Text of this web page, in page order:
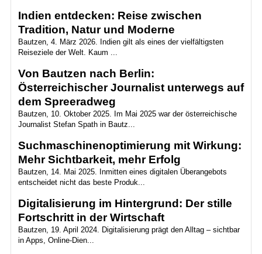
Indien entdecken: Reise zwischen
Tradition, Natur und Moderne
Bautzen, 4. März 2026. Indien gilt als eines der vielfältigsten
Reiseziele der Welt. Kaum ...
Von Bautzen nach Berlin:
Österreichischer Journalist unterwegs auf
dem Spreeradweg
Bautzen, 10. Oktober 2025. Im Mai 2025 war der österreichische
Journalist Stefan Spath in Bautz...
Suchmaschinenoptimierung mit Wirkung:
Mehr Sichtbarkeit, mehr Erfolg
Bautzen, 14. Mai 2025. Inmitten eines digitalen Überangebots
entscheidet nicht das beste Produk...
Digitalisierung im Hintergrund: Der stille
Fortschritt in der Wirtschaft
Bautzen, 19. April 2024. Digitalisierung prägt den Alltag – sichtbar
in Apps, Online-Dien...